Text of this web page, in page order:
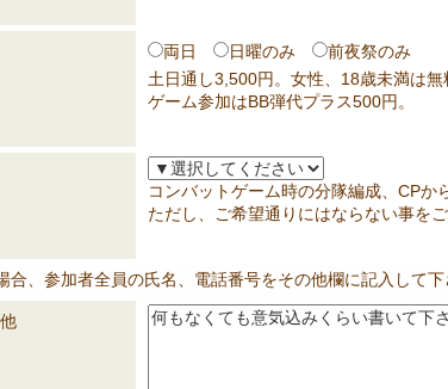
両日 日曜のみ
前夜祭のみ
土日通し3,500円。女性、18歳未満は無
ゲーム参加はBB弾代プラス500円。
コンバットゲーム時の分隊編成、CPか
ただし、ご希望通りにはならない事をご
合、参加者全員の氏名、電話番号をその他欄に記入して下